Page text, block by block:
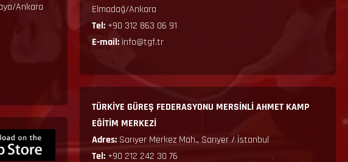
Ankara
Elmadağ/Ankara
Tel: +90 312 863 06 91
E-mail: info@tgf.tr
TÜRKİYE GÜREŞ FEDERASYONU MERSİNLİ AHMET KAMP
EĞİTİM MERKEZİ
Adres: Sarıyer Merkez Mah., Sarıyer / İstanbul
Tel:+90 212 242 30 76